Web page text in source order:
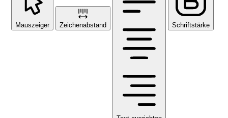
Mauszeiger Zeichenabstand Schriftstärke